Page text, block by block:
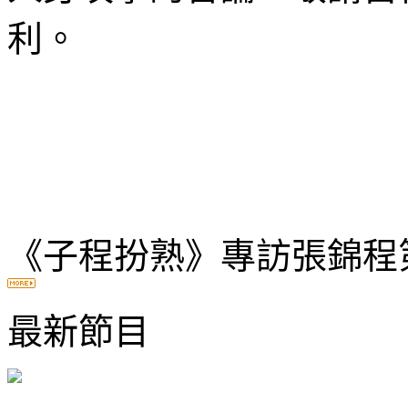
利。
《子程扮熟》專訪張錦
最新節目